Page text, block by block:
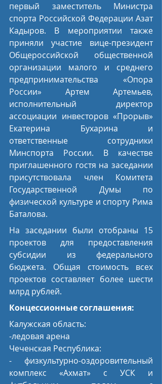
первый заместитель Министра
спорта Российской Федерации Азат
Кадыров. В мероприятии также
приняли участие вице-президент
Общероссийской общественной
организации малого и среднего
предпринимательства «Опора
России» Артем Артемьев,
исполнительный директор
ассоциации инвесторов «Прорыв»
Екатерина Бухарина и
ответственные сотрудники
Минспорта России. В качестве
приглашенного гостя на заседании
присутствовала член Комитета
Государственной Думы по
физической культуре и спорту Рима
Баталова.
На заседании были отобраны 15
проектов для предоставления
субсидии из федерального
бюджета. Общая стоимость всех
проектов составляет более шести
млрд рублей.
Концессионные соглашения:
Калужская область:
-ледовая арена
Чеченская Республика:
- физкультурно-оздоровительный
комплекс «Ахмат» с УСК и